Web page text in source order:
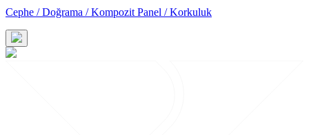
Cephe / Doğrama / Kompozit Panel / Korkuluk